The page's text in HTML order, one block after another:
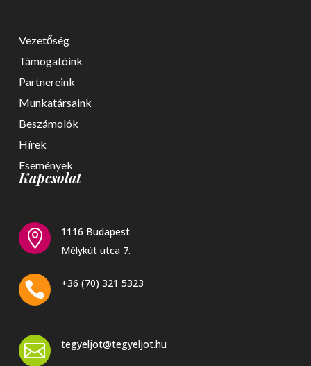
Vezetőség
Támogatóink
Partnereink
Munkatársaink
Beszámolók
Hírek
Események
Kapcsolat

1116 Budapest
Mélykút utca 7.
 +36 (70) 321 5323
 tegyeljot@tegyeljot.hu